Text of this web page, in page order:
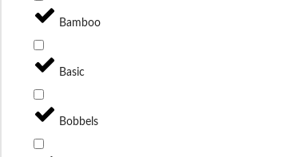
Bamboo
Basic
Bobbels